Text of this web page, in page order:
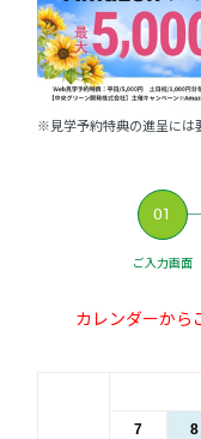
※見学予約特典の進呈には
01
ご入力画面
カレンダーから
7
8